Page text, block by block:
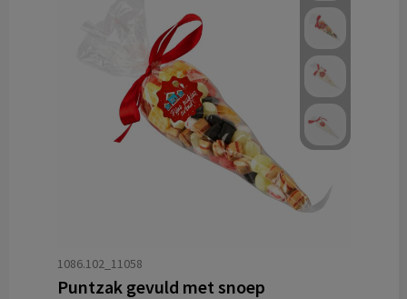
1086.102_11058
Puntzak gevuld met snoep